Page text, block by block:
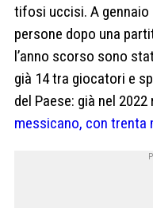
tifosi uccisi. A gennaio
persone dopo una
l’anno scorso sono
già 14 tra giocatori e
del Paese: già nel
messicano, con trenta